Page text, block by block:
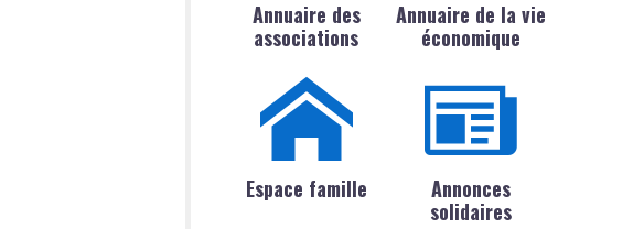
Annuaire des
associations
Annuaire de la vie
économique
Espace famille
Annonces
solidaires